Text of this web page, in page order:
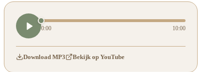
0:00 10:00
Download MP3 Bekijk op YouTube